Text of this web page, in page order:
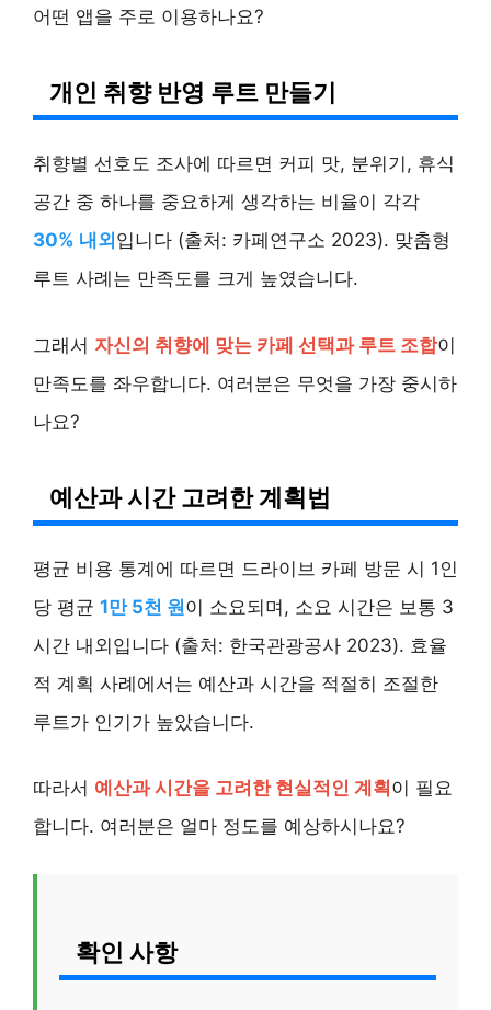
어떤 앱을 주로 이용하나요?
개인 취향 반영 루트 만들기
취향별 선호도 조사에 따르면 커피 맛, 분위기, 휴식
공간 중 하나를 중요하게 생각하는 비율이 각각
30% 내외 입니다 (출처: 카페연구소 2023). 맞춤형
루트 사례는 만족도를 크게 높였습니다.
그래서 자신의 취향에 맞는 카페 선택과 루트 조합이
만족도를 좌우합니다. 여러분은 무엇을 가장 중시하
나요?
예산과 시간 고려한 계획법
평균 비용 통계에 따르면 드라이브 카페 방문 시 1인
당 평균 1만 5천 원이 소요되며, 소요 시간은 보통 3
시간 내외입니다 (출처: 한국관광공사 2023). 효율
적 계획 사례에서는 예산과 시간을 적절히 조절한
루트가 인기가 높았습니다.
따라서 예산과 시간을 고려한 현실적인 계획 이 필요
합니다. 여러분은 얼마 정도를 예상하시나요?
확인 사항